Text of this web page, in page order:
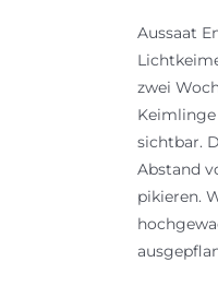
Aussaat
zwei
sichtbar.
Abstand
pikieren.